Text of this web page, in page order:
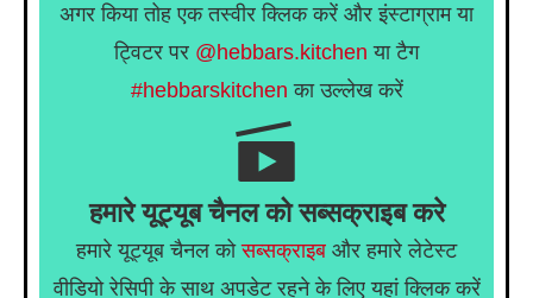
अगर किया तोह एक तस्वीर क्लिक करें और इंस्टाग्राम या
ट्विटर पर @hebbars.kitchen या टैग
#hebbarskitchen का उल्लेख करें
हमारे यूट्यूब चैनल को सब्सक्राइब करे
हमारे यूट्यूब चैनल कोसब्सक्राइब और हमारे लेटेस्ट
वीडियो रेसिपी के साथ अपडेट रहने के लिए यहां क्लिक करें